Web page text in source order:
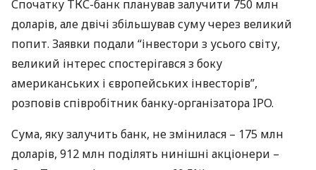
Спочатку ТКС-банк планував залучити 750 млн
доларів, але двічі збільшував суму через великий
попит. Заявки подали “інвестори з усього світу,
великий інтерес спостерігався з боку
американських і європейських інвесторів”,
розповів співробітник банку-організатора IPO.
Сума, яку залучить банк, не змінилася – 175 млн
доларів, 912 млн поділять нинішні акціонери –